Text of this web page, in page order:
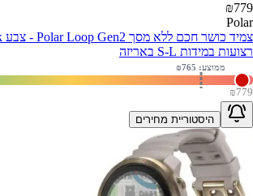
₪779
Polar
רצועות במידות S-L באריזה
₪779
ממוצע: ₪ 765
היסטוריית מחירים